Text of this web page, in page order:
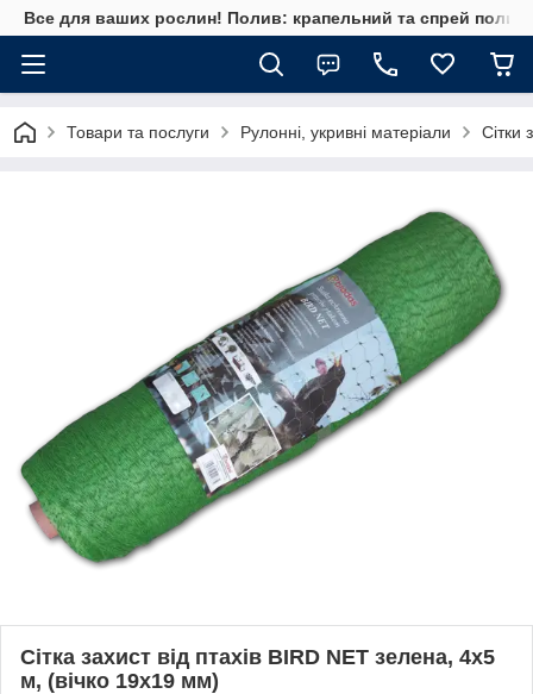
Все для ваших рослин! Полив: крапельний та спрей полив,
Товари та послуги Рулонні, укривні матеріали Сітки
Сітка захист від птахів BIRD NET зелена, 4х5
м, (вічко 19х19 мм)